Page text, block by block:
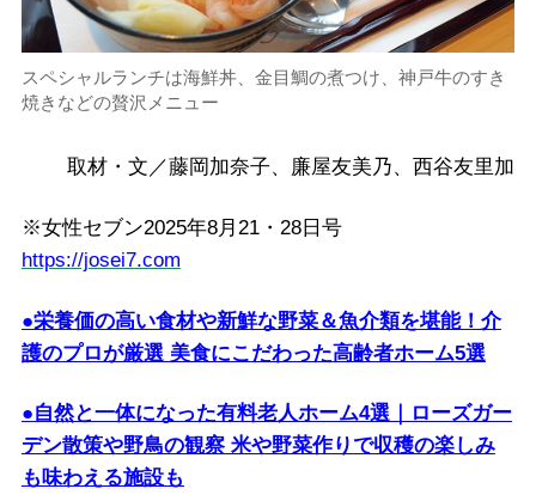
スペシャルランチは海鮮丼、金目鯛の煮つけ、神戸牛のすき
焼きなどの贅沢メニュー
取材・文／藤岡加奈子、廉屋友美乃、西谷友里加
※女性セブン2025年8月21・28日号
https://josei7.com
●栄養価の高い食材や新鮮な野菜＆魚介類を堪能！介
護のプロが厳選 美食にこだわった高齢者ホーム5選
●自然と一体になった有料老人ホーム4選｜ローズガー
デン散策や野鳥の観察 米や野菜作りで収穫の楽しみ
も味わえる施設も